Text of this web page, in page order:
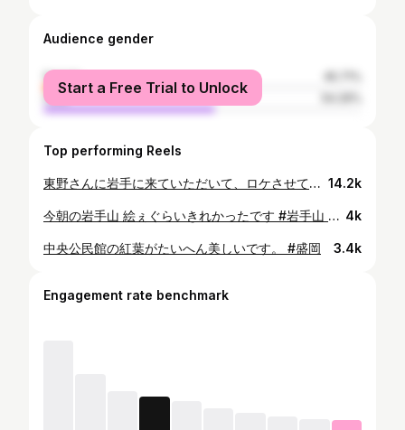
Audience gender
female
male
Start a Free Trial to Unlock
Top performing Reels
東野さんに岩手に来ていただいて、ロケさせていただきました。 夢がひとつ叶いました。 ありがとうございました！！ 14.2k
今朝の岩手山 絵ぇぐらいきれかったです #岩手山 #岩手 #盛岡 #旭橋 4k
中央公民館の紅葉がたいへん美しいです。 #盛岡 3.4k
Engagement rate benchmark